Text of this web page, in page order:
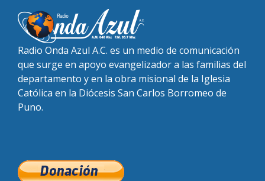
Radio Onda Azul A.C. es un medio de comunicación
que surge en apoyo evangelizador a las familias del
departamento y en la obra misional de la Iglesia
Católica en la Diócesis San Carlos Borromeo de
Puno.